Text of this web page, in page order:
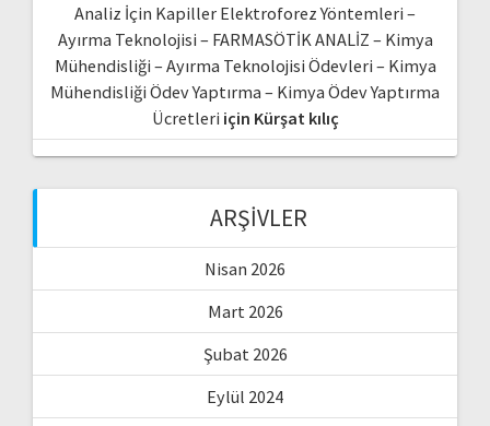
Analiz İçin Kapiller Elektroforez Yöntemleri –
Ayırma Teknolojisi – FARMASÖTİK ANALİZ – Kimya
Mühendisliği – Ayırma Teknolojisi Ödevleri – Kimya
Mühendisliği Ödev Yaptırma – Kimya Ödev Yaptırma
Ücretleri için Kürşat kılıç
ARŞIVLER
Nisan 2026
Mart 2026
Şubat 2026
Eylül 2024